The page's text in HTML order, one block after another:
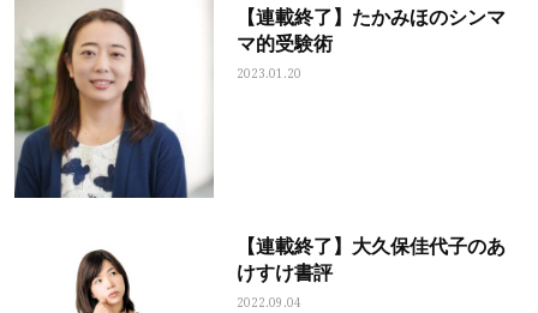
【連載終了】たかみほのシンマ
マ的受験術
2023.01.20
【連載終了】大久保佳代子のあ
けすけ書評
2022.09.04